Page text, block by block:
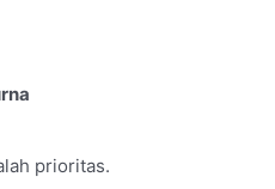
prioritas.